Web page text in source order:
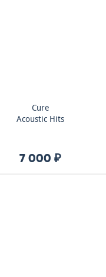
Cure
Acoustic Hits
7 000 ₽